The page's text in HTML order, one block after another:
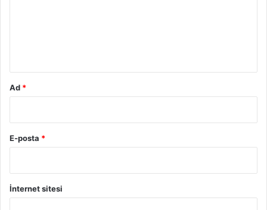
Ad *
E-posta *
İnternet sitesi